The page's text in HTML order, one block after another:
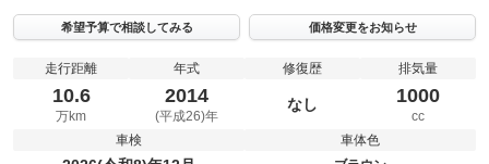
希望予算で相談してみる 価格変更をお知らせ
走行距離
10.6
万km
年式
2014
(平成26)年
修復歴
なし
排気量
1000
cc
車検
車体色